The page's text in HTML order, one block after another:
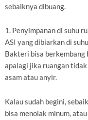
sebaiknya dibuang.
1. Penyimpanan di suhu
ASI yang dibiarkan di
Bakteri bisa berkembang
apalagi jika ruangan
asam atau anyir.
Kalau sudah begini,
bisa menolak minum,